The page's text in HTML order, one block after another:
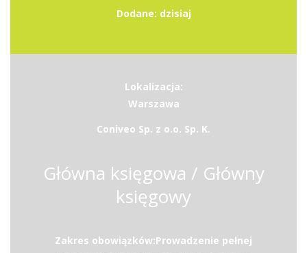
Dodane: dzisiaj
Lokalizacja:
Warszawa
Coniveo Sp. z o.o. Sp. K.
Główna księgowa / Główny
księgowy
Zakres obowiązków:Prowadzenie pełnej